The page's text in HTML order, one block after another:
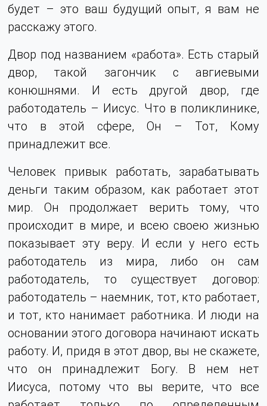
будет – это ваш будущий опыт, я вам не
расскажу этого.
Двор под названием «работа». Есть старый
двор, такой загончик с авгиевыми
конюшнями. И есть другой двор, где
работодатель – Иисус. Что в поликлинике,
что в этой сфере, Он – Тот, Кому
принадлежит все.
Человек привык работать, зарабатывать
деньги таким образом, как работает этот
мир. Он продолжает верить тому, что
происходит в мире, и всею своею жизнью
показывает эту веру. И если у него есть
работодатель из мира, либо он сам
работодатель, то существует договор:
работодатель – наемник, тот, кто работает,
и тот, кто нанимает работника. И люди на
основании этого договора начинают искать
работу. И, придя в этот двор, вы не скажете,
что он принадлежит Богу. В нем нет
Иисуса, потому что вы верите, что все